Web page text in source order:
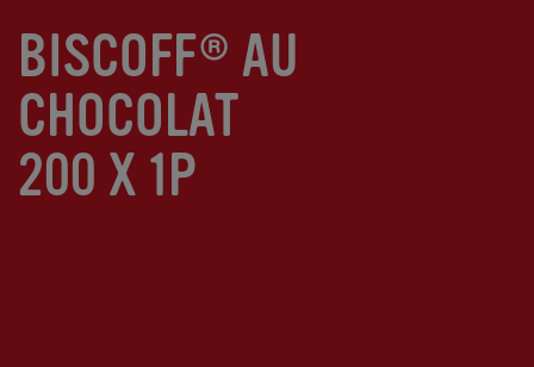
BISCOFF® AU
CHOCOLAT
200 X 1P